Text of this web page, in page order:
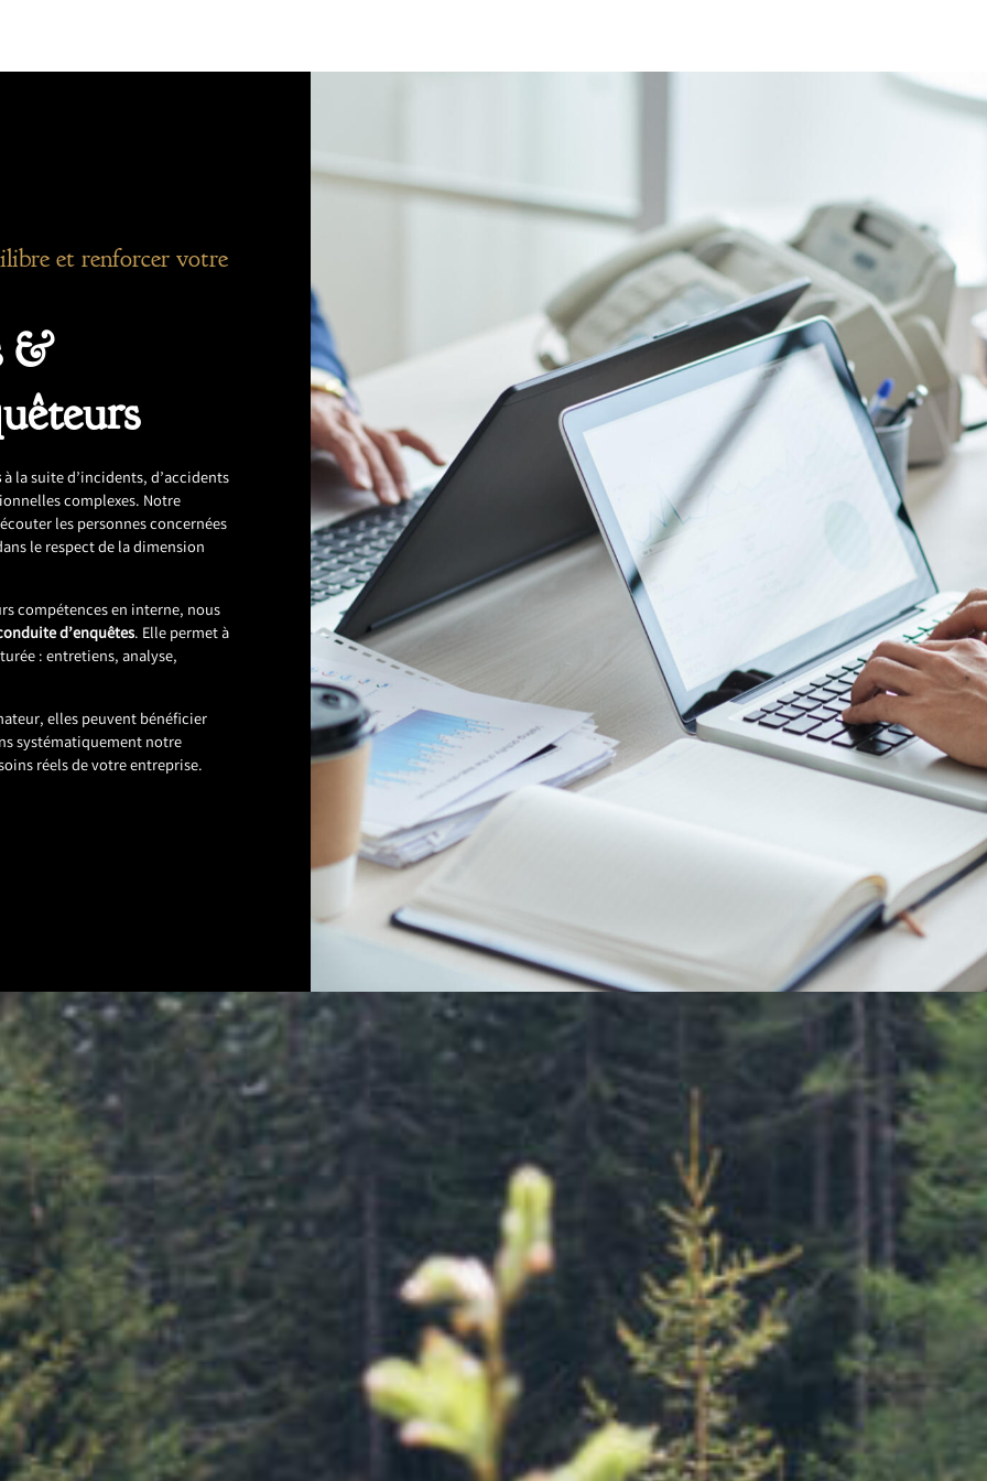
et renforcer votre
&
à la suite d’incidents, d’accidents
complexes. Notre
les personnes concernées
le respect de la dimension
compétences en interne, nous
d’enquêtes. Elle permet à
: entretiens, analyse,
elles peuvent bénéficier
systématiquement notre
réels de votre entreprise.